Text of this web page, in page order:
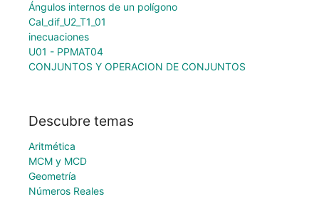
Ángulos internos de un polígono
Cal_dif_U2_T1_01
inecuaciones
U01 - PPMAT04
CONJUNTOS Y OPERACION DE CONJUNTOS
Descubre temas
Aritmética
MCM y MCD
Geometría
Números Reales